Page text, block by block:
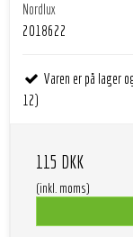
Nordlux
2018622
Varen er på lager
12)
115 DKK
(inkl. moms)